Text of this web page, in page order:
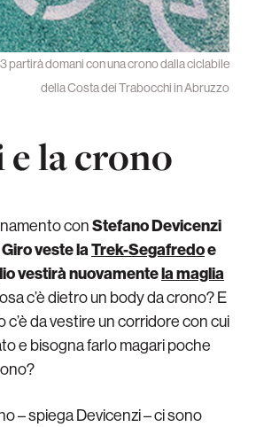
partirà domani con una crono dalla ciclabile
della Costa dei Trabocchi in Abruzzo
la crono
conStefano Devicenzi
veste laTrek-Segafredoe
vestirà nuovamentela maglia
c’è dietro un body da crono? E
c’è da vestire un corridore con cui
e bisogna farlo magari poche
– spiega Devicenzi – ci sono